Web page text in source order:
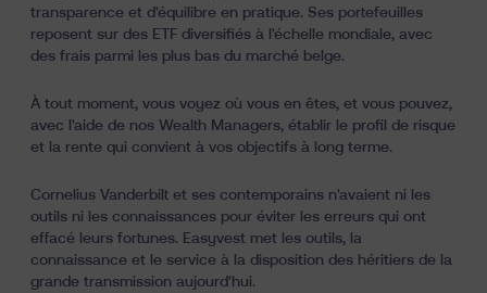
transparence et d'équilibre en pratique. Ses portefeuilles
reposent sur des ETF diversifiés à l'échelle mondiale, avec
des frais parmi les plus bas du marché belge.
À tout moment, vous voyez où vous en êtes, et vous pouvez,
avec l'aide de nos Wealth Managers, établir le profil de risque
et la rente qui convient à vos objectifs à long terme.
Cornelius Vanderbilt et ses contemporains n'avaient ni les
outils ni les connaissances pour éviter les erreurs qui ont
effacé leurs fortunes. Easyvest met les outils, la
connaissance et le service à la disposition des héritiers de la
grande transmission aujourd'hui.